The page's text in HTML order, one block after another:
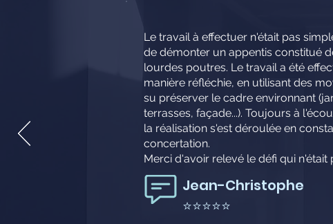
Le travail à effectuer n'était pas
de démonter un appentis constitué
lourdes poutres. Le travail a été
manière réfléchie, en utilisant des
su préserver le cadre environnant
terrasses, façade...). Toujours à
la réalisation s'est déroulée en
concertation.
Merci d'avoir relevé le défi qui n'était
Jean-Christophe
⭐⭐⭐⭐⭐